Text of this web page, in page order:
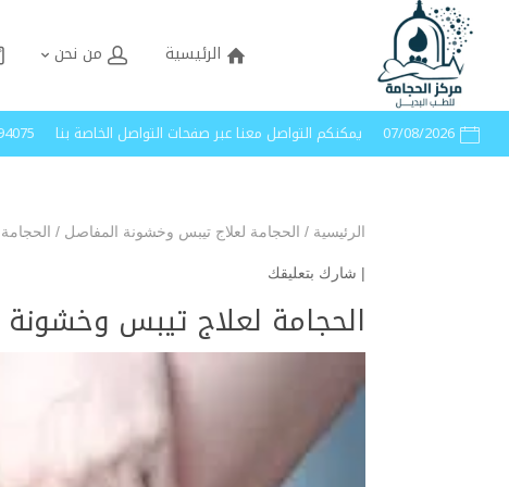
الرئيسية من نحن
07/08/2026 يمكنكم التواصل معنا عبر صفحات التواصل الخاصة بنا 60640005
الرئيسية / الحجامة لعلاج تيبس وخشونة المفاصل /
| شارك بتعليقك
الحجامة لعلاج تيبس